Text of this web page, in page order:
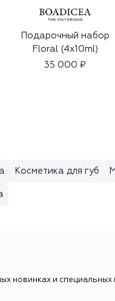
Подарочный набор
Floral (4x10ml)
35 000 ₽
Косметика для губ
новинках и